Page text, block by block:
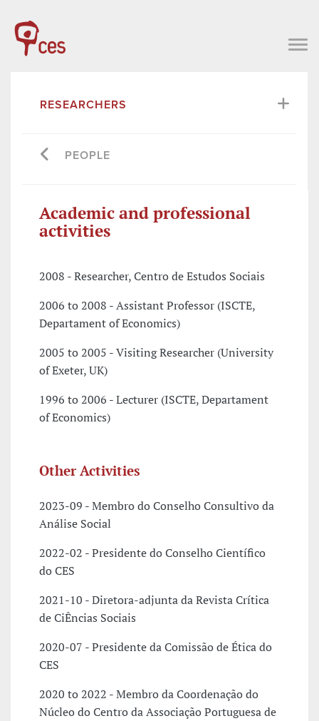
RESEARCHERS
PEOPLE
Academic and professional
activities
2008 - Researcher, Centro de Estudos Sociais
2006 to 2008 - Assistant Professor (ISCTE,
Departament of Economics)
2005 to 2005 - Visiting Researcher (University
of Exeter, UK)
1996 to 2006 - Lecturer (ISCTE, Departament
of Economics)
Other Activities
2023-09 - Membro do Conselho Consultivo da
Análise Social
2022-02 - Presidente do Conselho Científico
do CES
2021-10 - Diretora-adjunta da Revista Crítica
de CiÊncias Sociais
2020-07 - Presidente da Comissão de Ética do
CES
2020 to 2022 - Membro da Coordenação do
Núcleo do Centro da Associação Portuguesa de